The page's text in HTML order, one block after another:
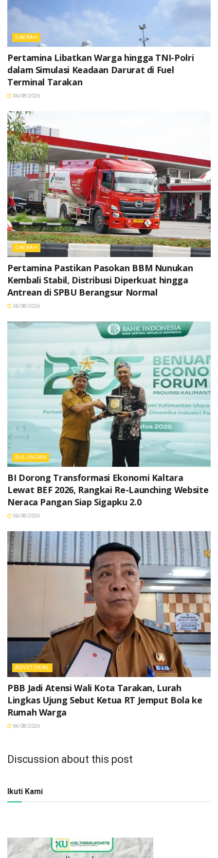
DAERAH
Pertamina Libatkan Warga hingga TNI-Polri
dalam Simulasi Keadaan Darurat di Fuel
Terminal Tarakan
06/08/2026
DAERAH
Pertamina Pastikan Pasokan BBM Nunukan
Kembali Stabil, Distribusi Diperkuat hingga
Antrean di SPBU Berangsur Normal
06/08/2026
BULUNGAN
BI Dorong Transformasi Ekonomi Kaltara
Lewat BEF 2026, Rangkai Re-Launching Website
Neraca Pangan Siap Sigapku 2.0
06/08/2026
ADVETORIAL
PBB Jadi Atensi Wali Kota Tarakan, Lurah
Lingkas Ujung Sebut Ketua RT Jemput Bola ke
Rumah Warga
04/08/2026
Discussion about this post
Ikuti Kami